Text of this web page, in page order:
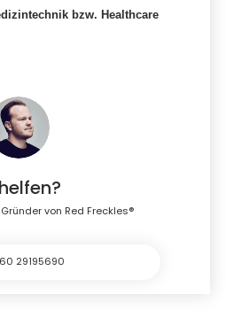
bzw. Healthcare
von Red Freckles®
29195690